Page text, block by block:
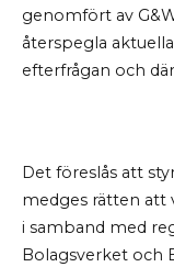
genomfört av
återspegla
efterfrågan och
Det föreslås att
medges rätten att
i samband med
Bolagsverket och